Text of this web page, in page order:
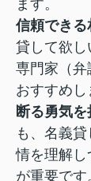
ます。
信頼でき
貸して欲し
専門家（弁
おすすめし
断る勇気を
も、名義
情を理解し
が重要です